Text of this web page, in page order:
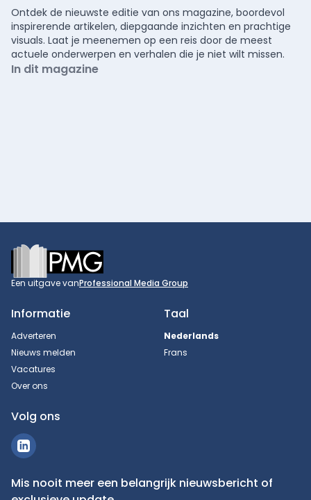
Ontdek de nieuwste editie van ons magazine, boordevol
inspirerende artikelen, diepgaande inzichten en prachtige
visuals. Laat je meenemen op een reis door de meest
actuele onderwerpen en verhalen die je niet wilt missen.
In dit magazine
Footer
Een uitgave vanProfessional Media Group
Informatie
Adverteren
Nieuws melden
Vacatures
Over ons
Taal
Nederlands
Frans
Volg ons
Mis nooit meer een belangrijk nieuwsbericht of